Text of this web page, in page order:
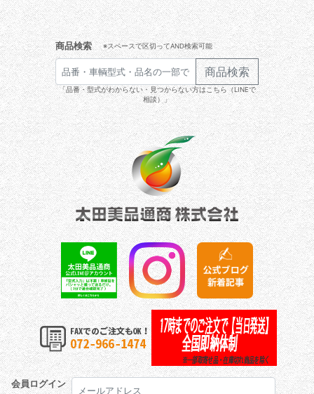
商品検索 ※スペースで区切ってAND検索可能
商品検索
「品番・型式がわからない・見つからない方はこちら（LINEで
相談）」
会員ログイン